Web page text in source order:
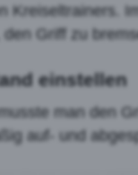
Kreiseltrainers.
Griff zu
einstellen
man den
auf- und